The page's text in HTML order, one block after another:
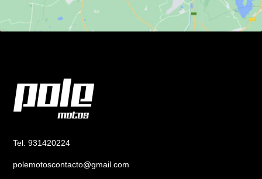
Tel. 931420224
polemotoscontacto@gmail.com